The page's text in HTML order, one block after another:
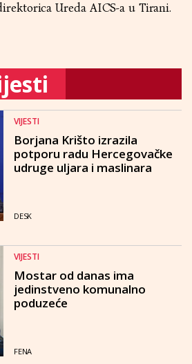
Ureda AICS-a u Tirani.
VIJESTI
Borjana Krišto izrazila
potporu radu Hercegovačke
udruge uljara i maslinara
DESK
VIJESTI
Mostar od danas ima
jedinstveno komunalno
poduzeće
FENA